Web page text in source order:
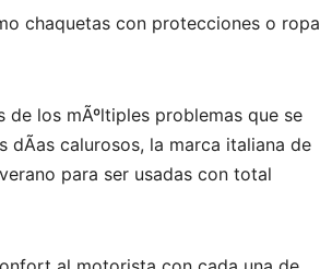
chaquetas con protecciones o ropa
de los mÃºltiples problemas que se
dÃ­as calurosos, la marca italiana de
para ser usadas con total